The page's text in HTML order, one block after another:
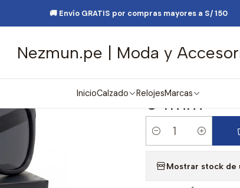
Nezmun.pe | Moda y
InicioCalzado RelojesMarcas
🚚 Envío GRATIS por compras mayores a S/ 150
Lentes y Accesorios Lentes de Sol Lentes de Sol
|
Lentes de
54mm
Cantidad
Mostrar stock de